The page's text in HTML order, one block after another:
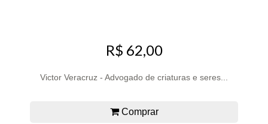
R$ 62,00
Victor Veracruz - Advogado de criaturas e seres...
Comprar